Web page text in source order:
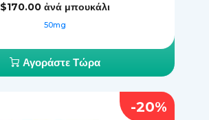
$170.00 ἀνά μπουκάλι
50mg
Αγοράστε Τώρα
-20%